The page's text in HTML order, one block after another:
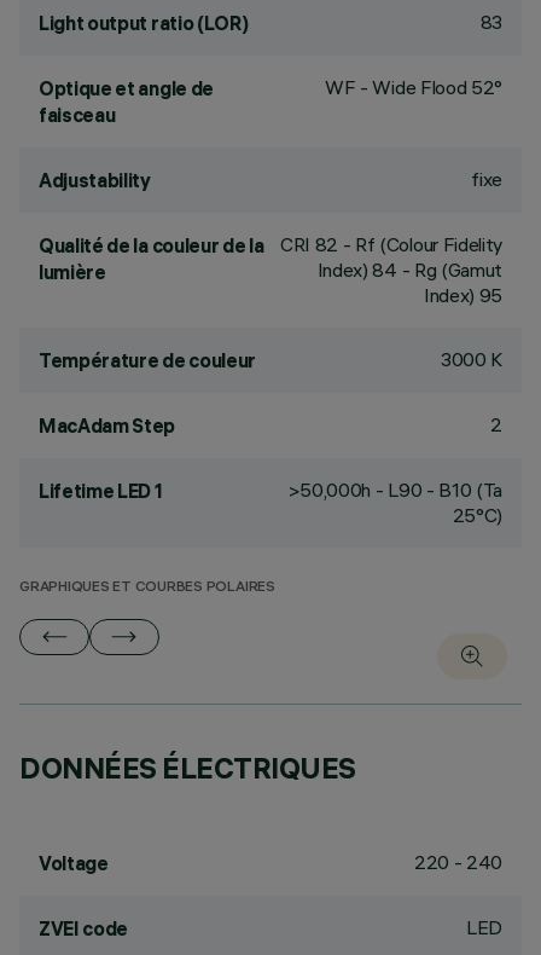
Light output ratio (LOR) 83
Optique et angle de
faisceau
WF - Wide Flood 52°
Adjustability fixe
Qualité de la couleur de la
lumière
CRI 82 - Rf (Colour Fidelity
Index) 84 - Rg (Gamut
Index) 95
Température de couleur 3000 K
MacAdam Step 2
Lifetime LED 1
>50,000h - L90 - B10 (Ta
25°C)
GRAPHIQUES ET COURBES POLAIRES
DONNÉES ÉLECTRIQUES
Voltage 220 - 240
ZVEI code LED